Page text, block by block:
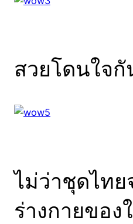
สวยโดนใจ
ไม่ว่าชุดไท
ร่างกายของ